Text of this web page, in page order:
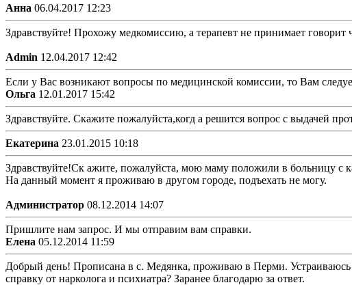
Анна 06.04.2017 12:23
Здравствуйте! Прохожу медкомиссию, а терапевт не принимает говорит
Admin 12.04.2017 12:42
Если у Вас возникают вопросы по медицинской комиссии, то Вам
Ольга 12.01.2017 15:42
Здравствуйте. Скажите пожалуйста,когд а решится вопрос с выдачей
Екатерина 23.01.2015 10:18
Здравствуйте!Ск ажите, пожалуйста, мою маму положили в больницу с
На данный момент я проживаю в другом городе, подъехать не могу.
Администратор 08.12.2014 14:07
Пришлите нам запрос. И мы отправим вам справки.
Елена 05.12.2014 11:59
Добрый день! Прописана в с. Медянка, проживаю в Перми. Устраиваюсь
справку от нарколога и психиатра? Заранее благодарю за ответ.